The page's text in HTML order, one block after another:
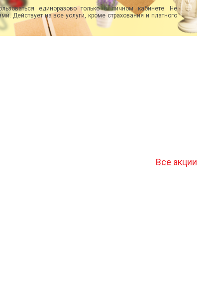
единоразово только в личном кабинете. Не
Действует на все услуги, кроме страхования и платного
Все акции